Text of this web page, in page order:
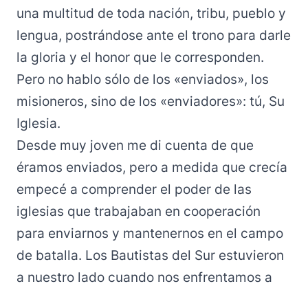
una multitud de toda nación, tribu, pueblo y
lengua, postrándose ante el trono para darle
la gloria y el honor que le corresponden.
Pero no hablo sólo de los «enviados», los
misioneros, sino de los «enviadores»: tú, Su
Iglesia.
Desde muy joven me di cuenta de que
éramos enviados, pero a medida que crecía
empecé a comprender el poder de las
iglesias que trabajaban en cooperación
para enviarnos y mantenernos en el campo
de batalla. Los Bautistas del Sur estuvieron
a nuestro lado cuando nos enfrentamos a